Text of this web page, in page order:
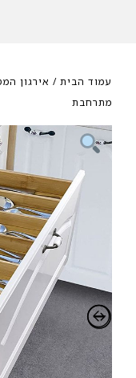
עמוד הבית / אירגון
מתרחבת